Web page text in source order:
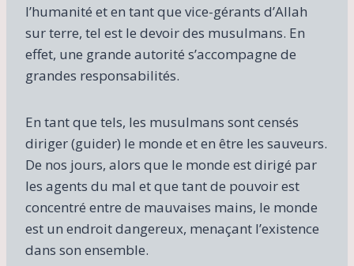
l’humanité et en tant que vice-gérants d’Allah
sur terre, tel est le devoir des musulmans. En
effet, une grande autorité s’accompagne de
grandes responsabilités.
En tant que tels, les musulmans sont censés
diriger (guider) le monde et en être les sauveurs.
De nos jours, alors que le monde est dirigé par
les agents du mal et que tant de pouvoir est
concentré entre de mauvaises mains, le monde
est un endroit dangereux, menaçant l’existence
dans son ensemble.